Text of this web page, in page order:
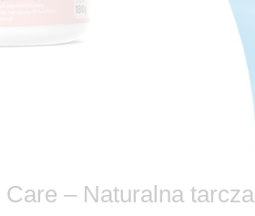
– Naturalna